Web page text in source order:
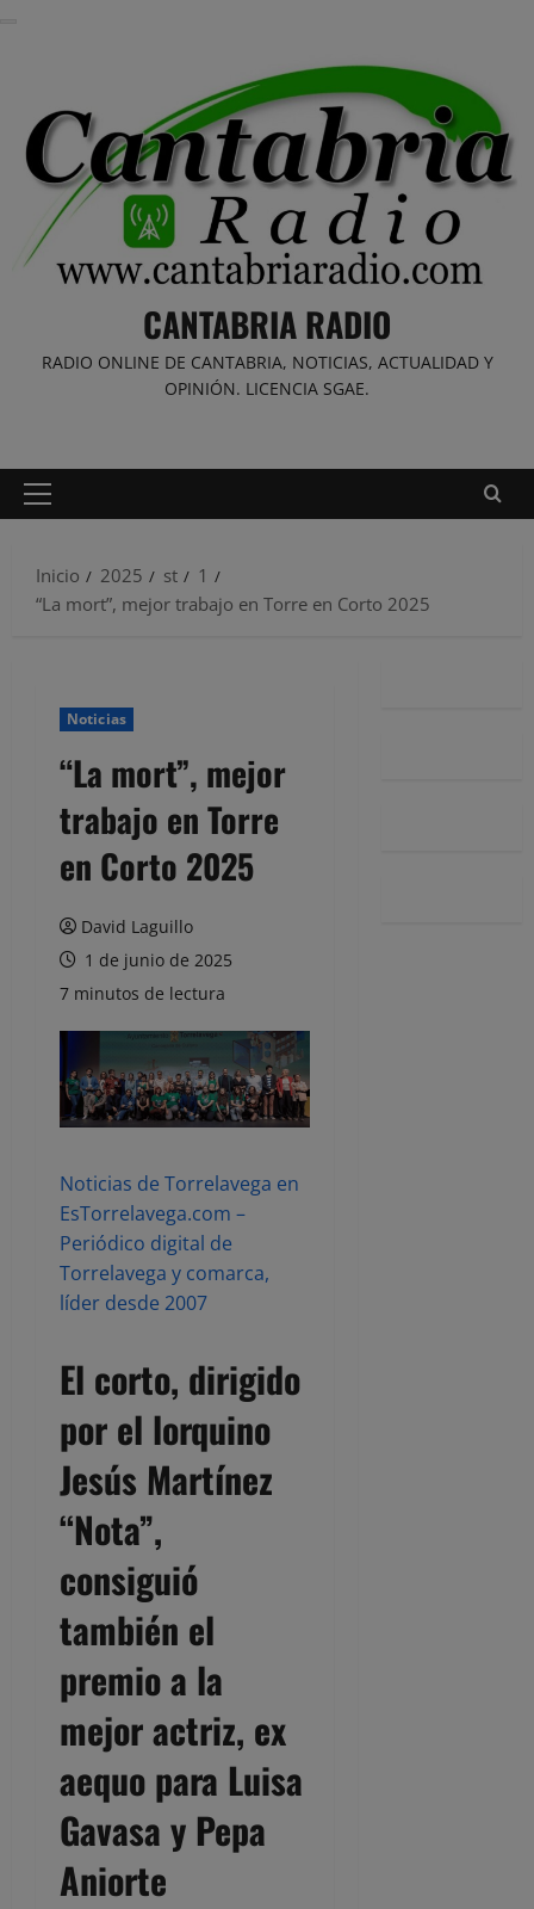
CANTABRIA RADIO
RADIO ONLINE DE CANTABRIA, NOTICIAS, ACTUALIDAD Y
OPINIÓN. LICENCIA SGAE.
Menú
Inicio
2025 st
1
“La mort”, mejor trabajo en Torre en Corto 2025
Noticias
“La mort”, mejor
trabajo en Torre
en Corto 2025
David Laguillo
1 de junio de 2025
7 minutos de lectura
Noticias de Torrelavega en
EsTorrelavega.com –
Periódico digital de
Torrelavega y comarca,
líder desde 2007
El corto, dirigido
por el lorquino
Jesús Martínez
“Nota”,
consiguió
también el
premio a la
mejor actriz, ex
aequo para Luisa
Gavasa y Pepa
Aniorte